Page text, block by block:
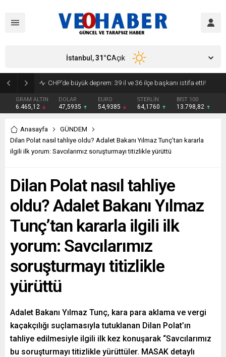
GRAM ALTIN
6.465,12
DOLAR
47,5935
EURO
54,9385
STERLİN
64,1760
BIST 100
13.798,82
İstanbul,31°CAçık
Anasayfa
GÜNDEM
Dilan Polat nasıl tahliye oldu? Adalet Bakanı Yılmaz Tunç’tan kararla
ilgili ilk yorum: Savcılarımız soruşturmayı titizlikle yürüttü
Dilan Polat nasıl tahliye
oldu? Adalet Bakanı Yılmaz
Tunç’tan kararla ilgili ilk
yorum: Savcılarımız
soruşturmayı titizlikle
yürüttü
Adalet Bakanı Yılmaz Tunç, kara para aklama ve vergi
kaçakçılığı suçlamasıyla tutuklanan Dilan Polat’ın
tahliye edilmesiyle ilgili ilk kez konuşarak “Savcılarımız
bu soruşturmayı titizlikle yürüttüler. MASAK detaylı